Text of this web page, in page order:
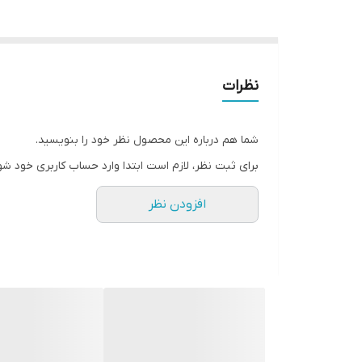
نظرات
شما هم درباره این محصول نظر خود را بنویسید.
برای ثبت نظر، لازم است ابتدا وارد حساب کاربری خود
افزودن نظر